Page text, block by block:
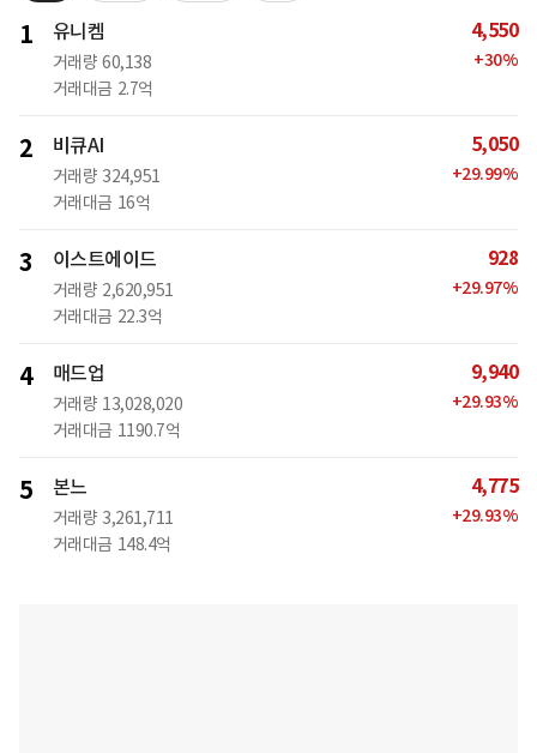
1 유니켐
거래량 60,138
거래대금 2.7억
4,550
+30%
2 비큐AI
거래량 324,951
거래대금 16억
5,050
+29.99%
3 이스트에이드
거래량 2,620,951
거래대금 22.3억
928
+29.97%
4 매드업
거래량 13,028,020
거래대금 1190.7억
9,940
+29.93%
5 본느
거래량 3,261,711
거래대금 148.4억
4,775
+29.93%